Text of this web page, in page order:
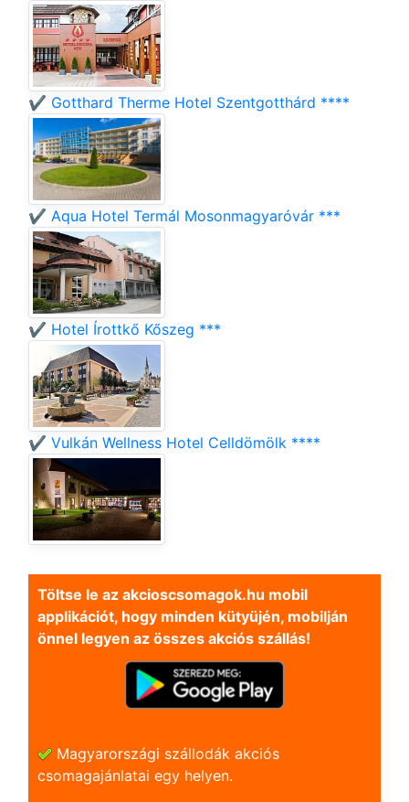
✔️ Gotthard Therme Hotel Szentgotthárd ****
✔️ Aqua Hotel Termál Mosonmagyaróvár ***
✔️ Hotel Írottkő Kőszeg ***
✔️ Vulkán Wellness Hotel Celldömölk ****
Töltse le az akcioscsomagok.hu mobil
applikációt, hogy minden kütyüjén, mobilján
önnel legyen az összes akciós szállás!
Magyarországi szállodák akciós
csomagajánlatai egy helyen.